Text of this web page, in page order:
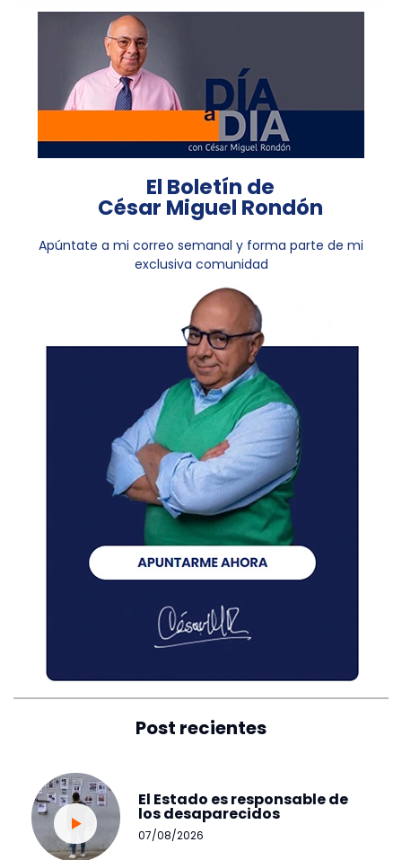
El Boletín de
César Miguel Rondón
Apúntate a mi correo semanal y forma parte de mi
exclusiva comunidad
Post recientes
El Estado es responsable de
los desaparecidos
07/08/2026